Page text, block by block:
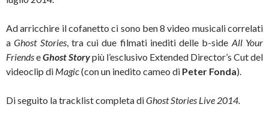
Ad arricchire il cofanetto ci sono ben 8 video musicali correlati
aGhost Stories, tra cui due filmati inediti delle b-side All Your
FriendseGhost Storypiù l’esclusivo Extended Director’s Cut del
videoclip di Magic(con un inedito cameo di Peter Fonda).
Di seguito la tracklist completa diGhost Stories Live 2014.